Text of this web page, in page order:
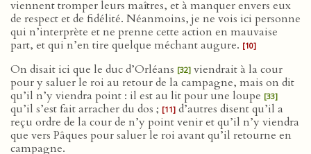
viennent tromper leurs maîtres, et à manquer envers eux
de respect et de fidélité. Néanmoins, je ne vois ici personne
qui n’interprète et ne prenne cette action en mauvaise
part, et qui n’en tire quelque méchant augure. [10]
On disait ici que le duc d’Orléans [32] viendrait à la cour
pour y saluer le roi au retour de la campagne, mais on dit
qu’il n’y viendra point : il est au lit pour une loupe [33]
qu’il s’est fait arracher du dos ; [11] d’autres disent qu’il a
reçu ordre de la cour de n’y point venir et qu’il n’y viendra
que vers Pâques pour saluer le roi avant qu’il retourne en
campagne.